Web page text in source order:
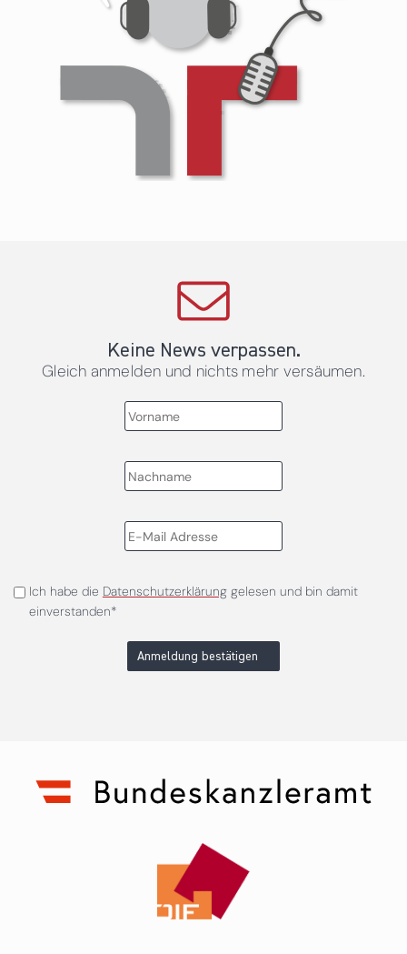
Keine News verpassen.
Gleich anmelden und nichts mehr versäumen.
Ich habe die Datenschutzerklärunggelesen und bin damit
einverstanden*
Anmeldung bestätigen